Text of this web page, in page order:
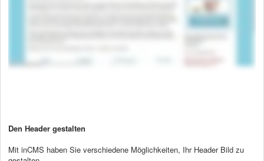
Den Header gestalten
Mit inCMS haben Sie verschiedene Möglichkeiten, Ihr Header Bild zu